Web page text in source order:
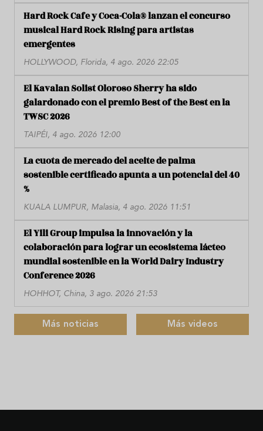
Hard Rock Cafe y Coca-Cola® lanzan el concurso
musical Hard Rock Rising para artistas
emergentes
HOLLYWOOD, Florida, 4 ago. 2026 22:05
El Kavalan Solist Oloroso Sherry ha sido
galardonado con el premio Best of the Best en la
TWSC 2026
TAIPÉI, 4 ago. 2026 12:00
La cuota de mercado del aceite de palma
sostenible certificado apunta a un potencial del 40
%
KUALA LUMPUR, Malasia, 4 ago. 2026 11:51
El Yili Group impulsa la innovación y la
colaboración para lograr un ecosistema lácteo
mundial sostenible en la World Dairy Industry
Conference 2026
HOHHOT, China, 3 ago. 2026 21:53
Más noticias Más videos